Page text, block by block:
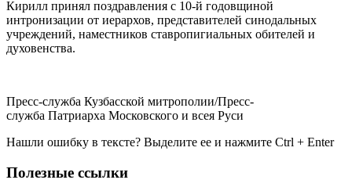
Кирилл принял поздравления с 10-й годовщиной
интронизации от иерархов, представителей синодальных
учреждений, наместников ставропигиальных обителей и
духовенства.
Пресс-служба Кузбасской митрополии/Пресс-
служба Патриарха Московского и всея Руси
Нашли ошибку в тексте? Выделите ее и нажмите Ctrl + Enter
Полезные ссылки